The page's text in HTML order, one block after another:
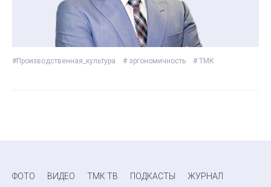
#Производственная_культура # эргономичность # ТМК
ФОТО ВИДЕО ТМК ТВ ПОДКАСТЫ ЖУРНАЛ